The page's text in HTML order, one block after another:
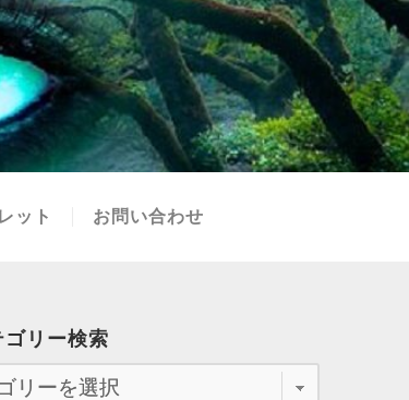
ット お問い合わせ
ゴリー検索